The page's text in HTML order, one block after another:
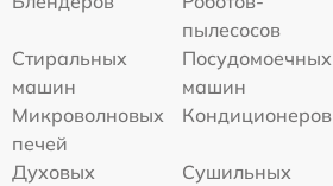
пылесосов
Стиральных
машин
Посудомоечных
машин
Микроволновых
печей
Кондиционеров
Духовых
Сушильных